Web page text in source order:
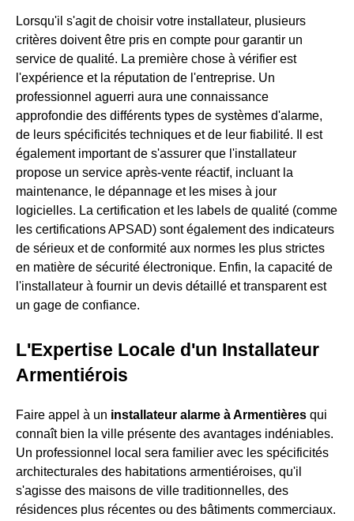
Lorsqu'il s'agit de choisir votre installateur, plusieurs
critères doivent être pris en compte pour garantir un
service de qualité. La première chose à vérifier est
l'expérience et la réputation de l'entreprise. Un
professionnel aguerri aura une connaissance
approfondie des différents types de systèmes d'alarme,
de leurs spécificités techniques et de leur fiabilité. Il est
également important de s'assurer que l'installateur
propose un service après-vente réactif, incluant la
maintenance, le dépannage et les mises à jour
logicielles. La certification et les labels de qualité (comme
les certifications APSAD) sont également des indicateurs
de sérieux et de conformité aux normes les plus strictes
en matière de sécurité électronique. Enfin, la capacité de
l'installateur à fournir un devis détaillé et transparent est
un gage de confiance.
L'Expertise Locale d'un Installateur
Armentiérois
Faire appel à un installateur alarme à Armentières qui
connaît bien la ville présente des avantages indéniables.
Un professionnel local sera familier avec les spécificités
architecturales des habitations armentiéroises, qu'il
s'agisse des maisons de ville traditionnelles, des
résidences plus récentes ou des bâtiments commerciaux.